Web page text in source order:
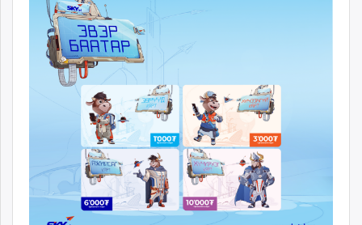
ikon.mn
mnb.mn
Livetv.mn
Eguur.mn
zarig.mn
today.mn